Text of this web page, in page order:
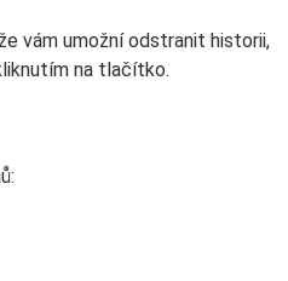
vám umožní odstranit historii,
na tlačítko.